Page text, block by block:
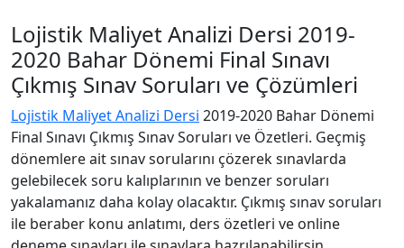
Lojistik Maliyet Analizi Dersi 2019-
2020 Bahar Dönemi Final Sınavı
Çıkmış Sınav Soruları ve Çözümleri
Lojistik Maliyet Analizi Dersi 2019-2020 Bahar Dönemi
Final Sınavı Çıkmış Sınav Soruları ve Özetleri. Geçmiş
dönemlere ait sınav sorularını çözerek sınavlarda
gelebilecek soru kalıplarının ve benzer soruları
yakalamanız daha kolay olacaktır. Çıkmış sınav soruları
ile beraber konu anlatımı, ders özetleri ve online